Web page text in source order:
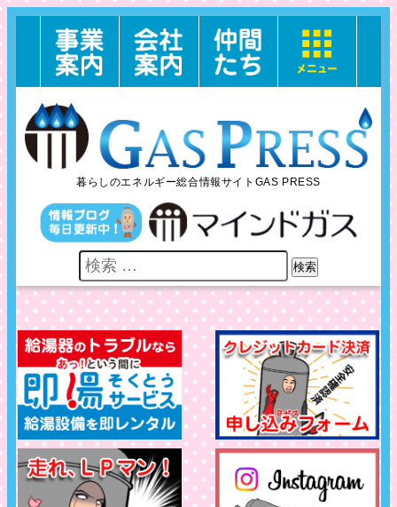
暮らしのエネルギー総合情報サイトGAS PRESS
検索